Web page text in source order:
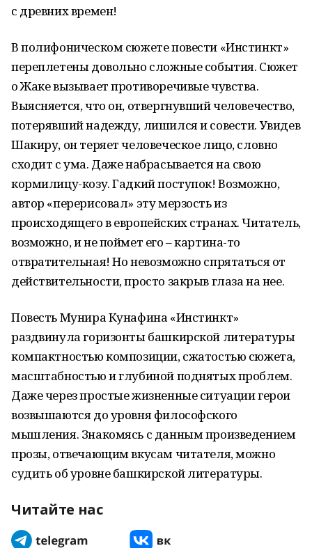
с древних времен!
В полифоническом сюжете повести «Инстинкт»
переплетены довольно сложные события. Сюжет
о Жаке вызывает противоречивые чувства.
Выясняется, что он, отвергнувший человечество,
потерявший надежду, лишился и совести. Увидев
Шакиру, он теряет человеческое лицо, словно
сходит с ума. Даже набрасывается на свою
кормилицу-козу. Гадкий поступок! Возможно,
автор «перерисовал» эту мерзость из
происходящего в европейских странах. Читатель,
возможно, и не поймет его – картина-то
отвратительная! Но невозможно спрятаться от
действительности, просто закрыв глаза на нее.
Повесть Мунира Кунафина «Инстинкт»
раздвинула горизонты башкирской литературы
компактностью композиции, сжатостью сюжета,
масштабностью и глубиной поднятых проблем.
Даже через простые жизненные ситуации герои
возвышаются до уровня философского
мышления. Знакомясь с данным произведением
прозы, отвечающим вкусам читателя, можно
судить об уровне башкирской литературы.
Читайте нас